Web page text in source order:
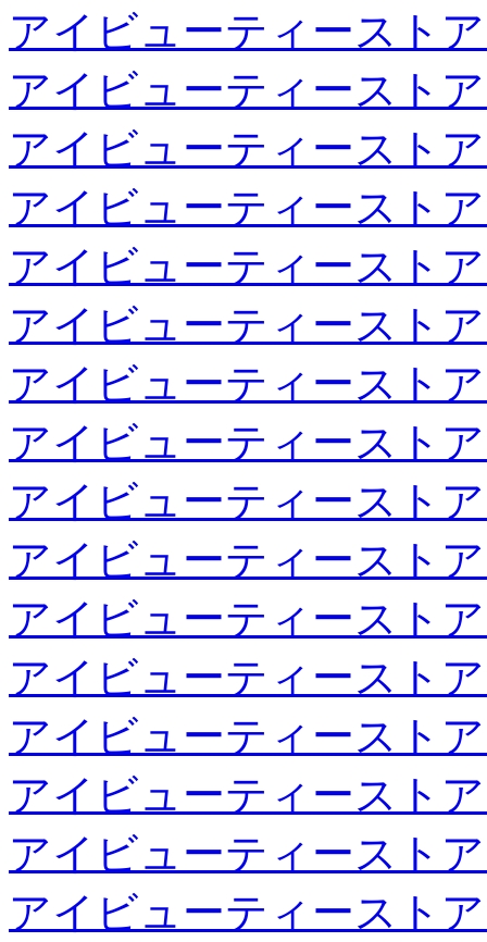
アイビューティースト
アイビューティースト
アイビューティースト
アイビューティースト
アイビューティースト
アイビューティースト
アイビューティースト
アイビューティースト
アイビューティースト
アイビューティースト
アイビューティースト
アイビューティースト
アイビューティースト
アイビューティースト
アイビューティースト
アイビューティースト